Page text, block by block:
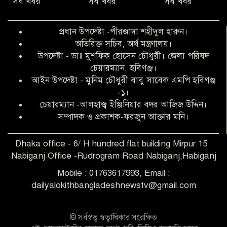
বৃত্তি পরীক্ষার সুযোগ করে দিলেন প্রধান শিক্ষক
ফারুক মাস্টার
আব্দুল হক তালুকদার ফাউন্ডেশন মানবতার
শিকড় ছুঁই ছুঁই,ফরজুন আক্তার মনি
সিলেট রেঞ্জের শ্রেষ্ঠ ওসি নির্বাচিত হলেন
নবীগঞ্জ থানার ওসি মোনায়েম
‎নবীগঞ্জে এক সাজাপ্রাপ্ত পলাতক আসামি
শিশু ধর্ষণের অভিযোগে অভিযুক্ত গ্রেফতার ১
প্রধান উপদেষ্টা -পীরজাদা শহীদুল হারুন।
অতিরিক্ত সচিব, অর্থ মন্ত্রণালয়।
উপদেষ্টা - ডাঃ মুশফিক হোসেন চৌধুরী। জেলা পরিষদ
চেয়ারম্যান, হবিগঞ্জ।
আইন উপদেষ্টা - মুনিম চৌধুরী বাবু সাবেক এমপি হবিগঞ্জ
-১।
চেয়ারম্যান -আলহাজ্ব ইঞ্জিনিয়ার বদর আজিজ উদ্দিন।
সম্পাদক ও প্রকাশক-ফরজুন আক্তার মনি।
Dhaka office - 6/ H hundred flat building Mirpur 15
Nabiganj Office -Rudrogram Road Nabiganj,Habiganj
Mobile : 01763617993, Email :
dailyalokithbangladeshnewstv@gmail.com
© সর্বস্বত্ব স্বত্বাধিকার সংরক্ষিত